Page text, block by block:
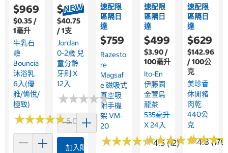
$969
$0.35 /
1毫升
牛乳石
鹼
Bouncia
沐浴乳
6入(優
雅/愉悅/
極致)
★★★★★
★★★★★5.0 (4)
$489
$40.75
/ 1支
Jordan
0-2歲 兒
童分齡
牙刷 X
12入
★★★★★
★★★★★
加入購物車
速配限
區隔日
達
$759
Razesto
Re
Magsaf
E 磁吸式
真空吸
附手機
架 VM-
20
★★★★★
★★★★★4.5 (12)
速配限
區隔日
達
$499
$3.90 /
100毫升
Ito-En
伊藤園
金萱烏
龍茶
535毫升
X 24入
★★★★★
★★★★★4.8 (176)
速配限
區隔日
達
$629
$142.96
/ 100公
克
美珍香
休閒豬
肉乾
440公
克
★★★
★★★